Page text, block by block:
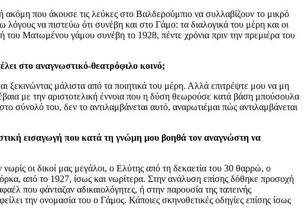
που άκουσε τις λεύκες στο Βαλδερούμπιο να συλλαβίζουν το μικρό
λόγους να πιστεύω ότι συνέβη και στο Γάμο: τα διαλογικά του μέρη και οι
του Ματωμένου γάμου συνέβη το 1928, πέντε χρόνια πριν την πρεμιέρα του
στο αναγνωστικό-θεατρόφιλο κοινό;
ξεκινώντας μάλιστα από τα ποιητικά του μέρη. Αλλά επιτρέψτε μου να μη
με την αριστοτελική έννοια που η δύση θεωρούσε κατά βάση μπούσουλα
σύνολό του, δεν το αντιλαμβάνεται αυτό, αναρωτιέμαι πώς αντιλαμβάνεται
εισαγωγή που κατά τη γνώμη μου βοηθά τον αναγνώστη να
οι δικοί μας μεγάλοι, ο Ελύτης από τη δεκαετία του 30 θαρρώ, ο
από το 1927, ίσως και νωρίτερα. Στην ανάλυση επίσης δόθηκε προσοχή
που φάνταζαν αδικαιολόγητες, ή στην παρουσία της ταπεινής
την ονομασία του ο Γάμος. Κάποιες σκηνοθετικές οδηγίες επίσης ίσως